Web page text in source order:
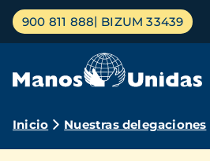
Pasar
contenido
Menú
principal
900 811 888 BIZUM 33439
Ruta
Inicio Nuestras delegaciones